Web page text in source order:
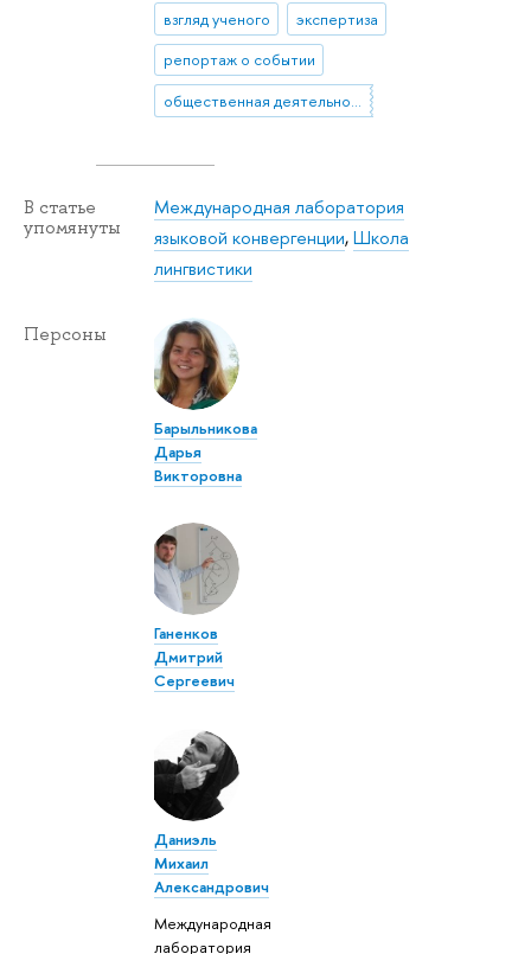
взгляд ученого
экспертиза
репортаж о событии
общественная деятельность
В статье
упомянуты
Международная лаборатория
языковой конвергенции,Школа
лингвистики
Персоны
Барыльникова
Дарья
Викторовна
Ганенков
Дмитрий
Сергеевич
Даниэль
Михаил
Александрович
Международная
лаборатория